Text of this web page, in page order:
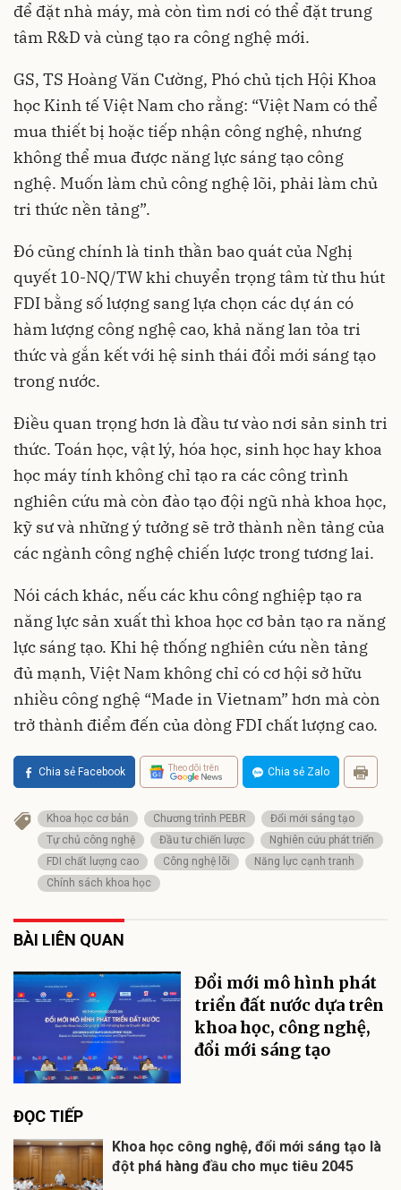
để đặt nhà máy, mà còn tìm nơi có thể đặt trung
tâm R&D và cùng tạo ra công nghệ mới.
GS, TS Hoàng Văn Cường, Phó chủ tịch Hội Khoa
học Kinh tế Việt Nam cho rằng: “Việt Nam có thể
mua thiết bị hoặc tiếp nhận công nghệ, nhưng
không thể mua được năng lực sáng tạo công
nghệ. Muốn làm chủ công nghệ lõi, phải làm chủ
tri thức nền tảng”.
Đó cũng chính là tinh thần bao quát của Nghị
quyết 10-NQ/TW khi chuyển trọng tâm từ thu hút
FDI bằng số lượng sang lựa chọn các dự án có
hàm lượng công nghệ cao, khả năng lan tỏa tri
thức và gắn kết với hệ sinh thái đổi mới sáng tạo
trong nước.
Điều quan trọng hơn là đầu tư vào nơi sản sinh tri
thức. Toán học, vật lý, hóa học, sinh học hay khoa
học máy tính không chỉ tạo ra các công trình
nghiên cứu mà còn đào tạo đội ngũ nhà khoa học,
kỹ sư và những ý tưởng sẽ trở thành nền tảng của
các ngành công nghệ chiến lược trong tương lai.
Nói cách khác, nếu các khu công nghiệp tạo ra
năng lực sản xuất thì khoa học cơ bản tạo ra năng
lực sáng tạo. Khi hệ thống nghiên cứu nền tảng
đủ mạnh, Việt Nam không chỉ có cơ hội sở hữu
nhiều công nghệ “Made in Vietnam” hơn mà còn
trở thành điểm đến của dòng FDI chất lượng cao.
Chia sẻ Facebook Theo dõi trên Chia sẻ Zalo
Khoa học cơ bản Chương trình PEBR
Đổi mới sáng tạo
Tự chủ công nghệ
Đầu tư chiến lược
Nghiên cứu phát triển
FDI chất lượng cao
Công nghệ lõi
Năng lực cạnh tranh
Chính sách khoa học
BÀI LIÊN QUAN
Đổi mới mô hình phát
triển đất nước dựa trên
khoa học, công nghệ,
đổi mới sáng tạo
ĐỌC TIẾP
Khoa học công nghệ, đổi mới sáng tạo là
đột phá hàng đầu cho mục tiêu 2045